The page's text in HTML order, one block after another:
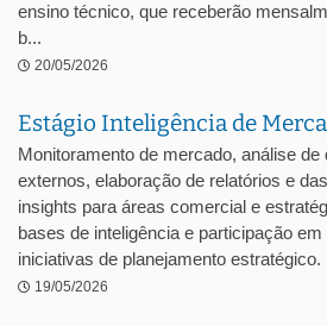
ensino técnico, que receberão
b...
20/05/2026
Estágio Inteligência de
Monitoramento de mercado, análise de
externos, elaboração de relatórios e
insights para áreas comercial e
bases de inteligência e participação
iniciativas de planejamento estratégico.
19/05/2026